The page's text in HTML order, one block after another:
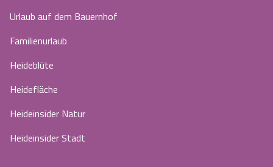
Urlaub auf dem Bauernhof
Familienurlaub
Heideblüte
Heidefläche
Heideinsider Natur
Heideinsider Stadt